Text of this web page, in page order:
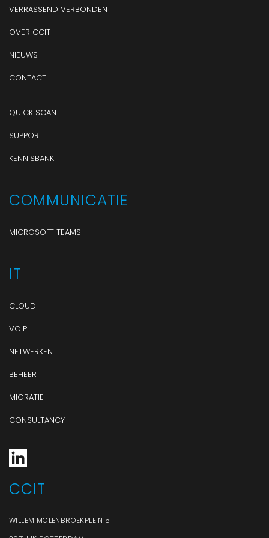
VERRASSEND VERBONDEN
OVER CCIT
NIEUWS
CONTACT
QUICK SCAN
SUPPORT
KENNISBANK
COMMUNICATIE
MICROSOFT TEAMS
IT
CLOUD
VOIP
NETWERKEN
BEHEER
MIGRATIE
CONSULTANCY
CCIT
WILLEM MOLENBROEKPLEIN 5